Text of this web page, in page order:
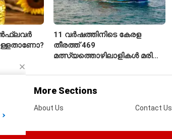
11 വർഷത്തിനിടെ കേരള
തീരത്ത് 469
മത്സ്യത്തൊഴിലാളികൾ മരിച്ചു;
47,773 പേരെ രക്ഷപ്പെടുത്തി
More Sections
About Us Contact Us